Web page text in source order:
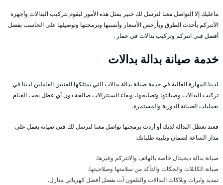
ماعليك إلا التواصل معنا لنرسل لك خبير بمثل هذه الأمور ليقوم بتركيب البدالات وأجهزة
الأنتركم بأحدث الطرق وبأرخص الأسعار وأنسبها وبرمجتها وتوصيلها على الحاسب بفضل
أفضل فني انتركم وتركيب بدالات في عمار .
خدمة صيانة بدالة بدالات
لدينا المهارة العالية في خدمة صيانة بدالة بدالات التي يمتلكها الفنيين العاملين لدينا في
تركيب البدالات وصيانتها وتصليحها، وبقاء السنترالات صالحة دون أي عطل يجب القيام
بعمليات الصيانة الدورية والمستمرة.
فعند تعطل البدالة لديك أو أردت برمجتها تواصل معنا لنرسل لك فني صيانة يعمل على
مدار الساعة لضمان وتلبية طلباتك:
صيانة بدالة ديجيتال خاصة بالهاتف والانتركم وغيرها.
صيانة الكابلات والجكات والتأكد من سلامتها وصلاحيتها.
تمديد وايرات وبلاكات البدالات والتلفون آت بفضل أفضل كهربائي منازل.